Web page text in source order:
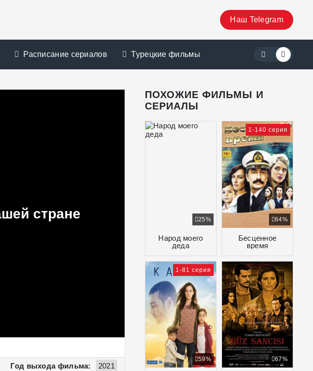
Наш Telegram
Расписание сериалов Турецкие фильмы
Год выхода фильма: 2021
ПОХОЖИЕ ФИЛЬМЫ И
СЕРИАЛЫ
Народ моего
деда
25%
Бесценное
время
64%
1-140 серия
59%
1-81 серия
67%